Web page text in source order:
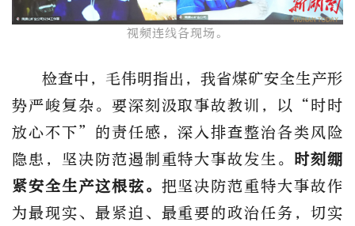
视频连线各现场。​
检查中， 毛伟明指出， 我省煤矿安全生产形
势严峻复杂。要深刻汲取事故教训，以
“时时
放心不下”的责任感，深入排查整治各类风险
隐患，坚决防范遏制重特大事故发生。
时刻绷
紧安全生产这根弦。 把坚决防范重特大事故作
为最现实、最紧迫、最重要的政治任务，切实